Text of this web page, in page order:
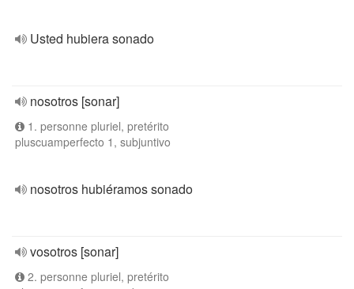
Usted hubiera sonado
nosotros [sonar]
1. personne pluriel, pretérito
pluscuamperfecto 1, subjuntivo
nosotros hubiéramos sonado
vosotros [sonar]
2. personne pluriel, pretérito